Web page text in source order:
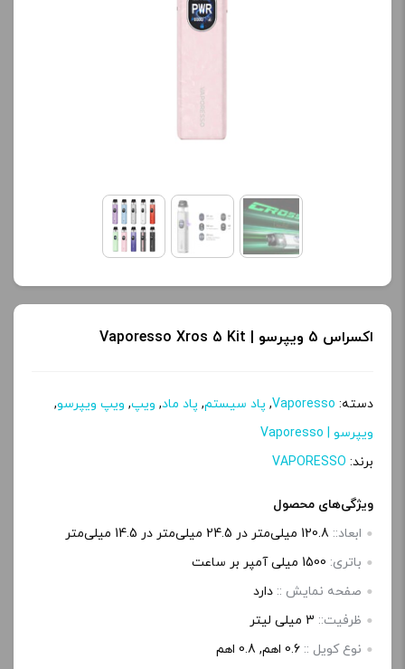
اکسراس 5 ویپرسو | Vaporesso Xros 5 Kit
دسته: Vaporesso
, پاد سیستم, پاد ماد, ویپ, ویپ ویپرسو,
ویپرسو | Vaporesso
برند: VAPORESSO
ویژگی‌های محصول
ابعاد:: 120.8 میلی‌متر در 24.5 میلی‌متر در 14.5 میلی‌متر
باتری: 1500 میلی آمپر بر ساعت
صفحه‌ نمایش :: دارد
ظرفیت:: 3 میلی‌ لیتر
نوع کویل :: 0.6 اهم, 0.8 اهم